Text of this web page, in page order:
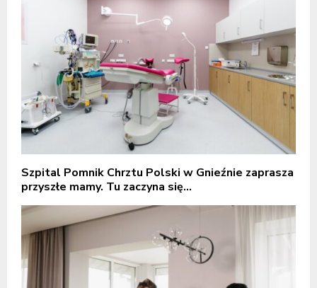
Szpital Pomnik Chrztu Polski w Gnieźnie zaprasza
przyszłe mamy. Tu zaczyna się...